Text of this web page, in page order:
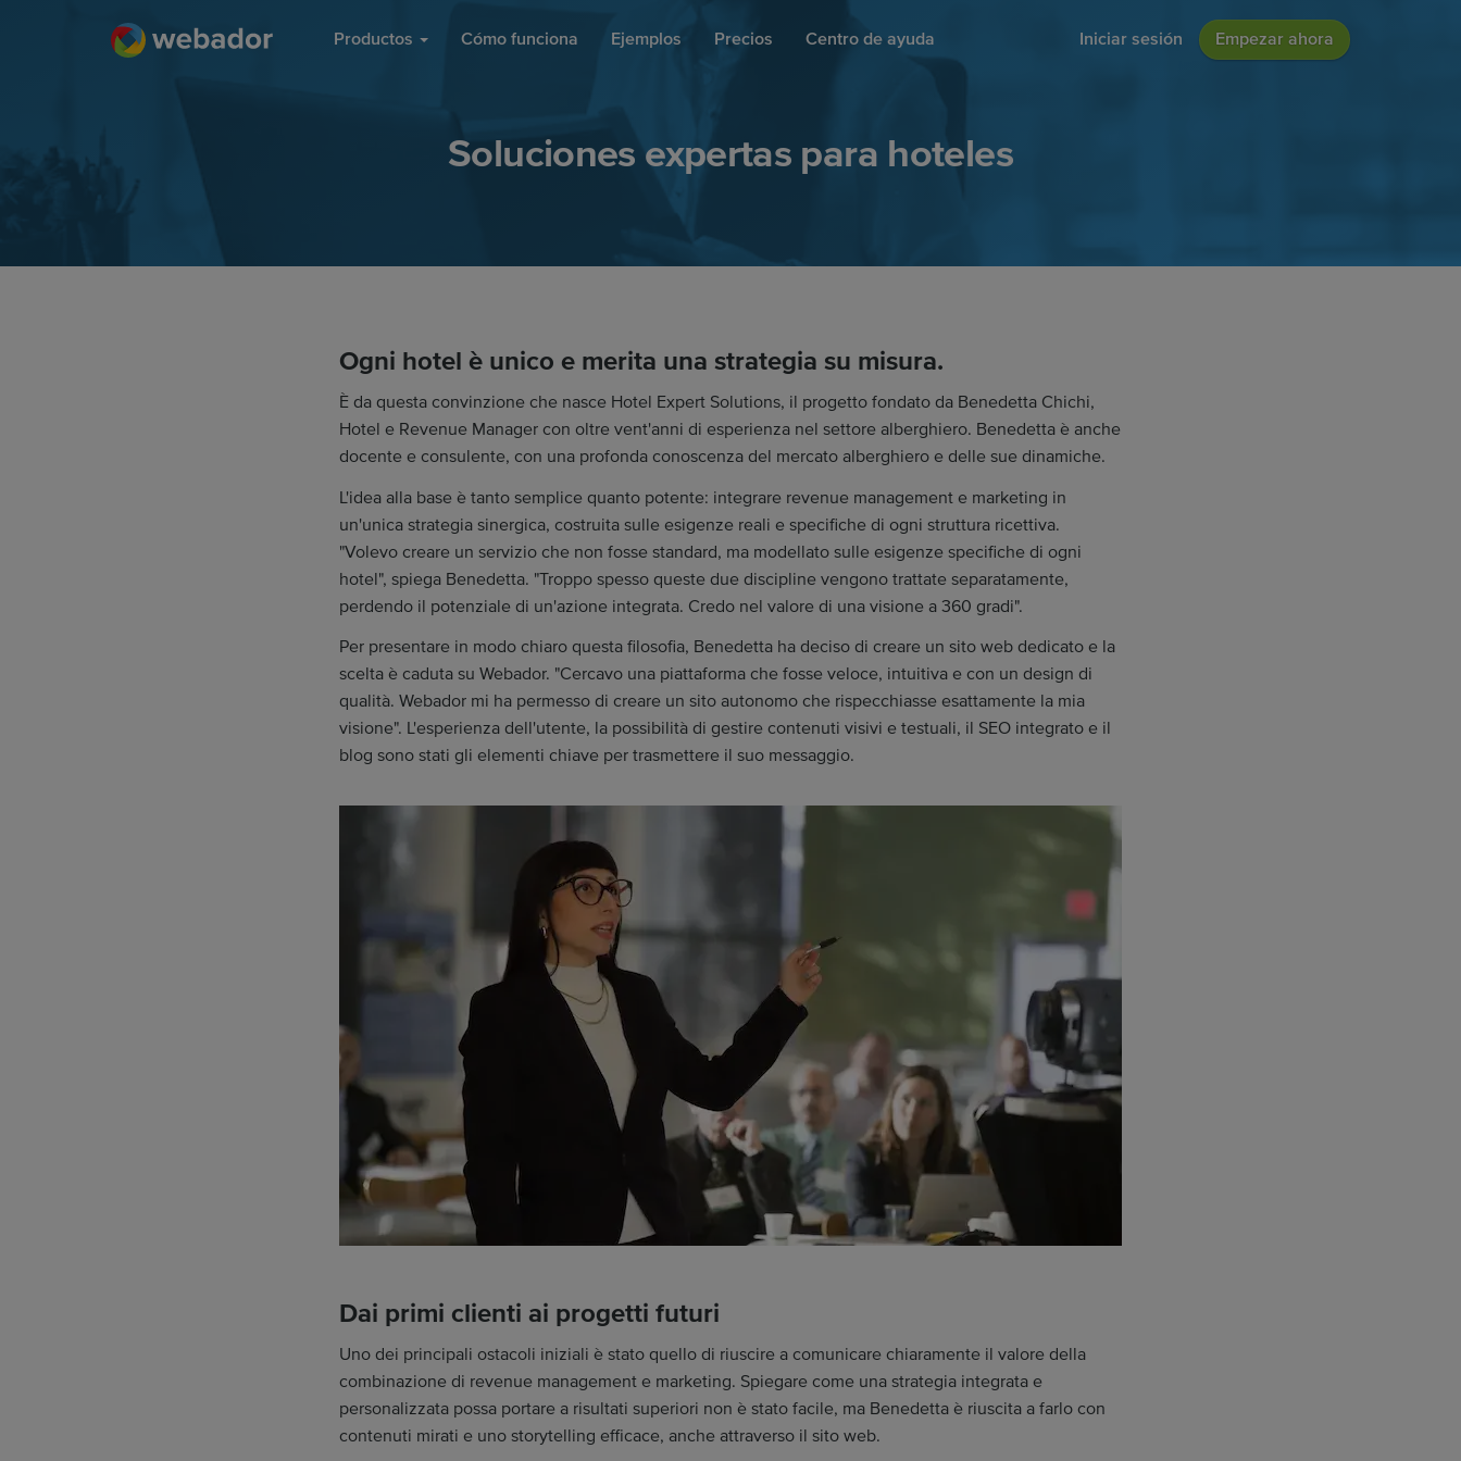
Productos Cómo funciona Ejemplos Precios Centro de ayuda Iniciar sesión Empezar ahora
Soluciones expertas para hoteles
Ogni hotel è unico e merita una strategia su misura.
È da questa convinzione che nasce Hotel Expert Solutions, il progetto fondato da Benedetta Chichi,
Hotel e Revenue Manager con oltre vent'anni di esperienza nel settore alberghiero. Benedetta è anche
docente e consulente, con una profonda conoscenza del mercato alberghiero e delle sue dinamiche.
L'idea alla base è tanto semplice quanto potente: integrare revenue management e marketing in
un'unica strategia sinergica, costruita sulle esigenze reali e specifiche di ogni struttura ricettiva.
"Volevo creare un servizio che non fosse standard, ma modellato sulle esigenze specifiche di ogni
hotel", spiega Benedetta. "Troppo spesso queste due discipline vengono trattate separatamente,
perdendo il potenziale di un'azione integrata. Credo nel valore di una visione a 360 gradi".
Per presentare in modo chiaro questa filosofia, Benedetta ha deciso di creare un sito web dedicato e la
scelta è caduta su Webador. "Cercavo una piattaforma che fosse veloce, intuitiva e con un design di
qualità. Webador mi ha permesso di creare un sito autonomo che rispecchiasse esattamente la mia
visione". L'esperienza dell'utente, la possibilità di gestire contenuti visivi e testuali, il SEO integrato e il
blog sono stati gli elementi chiave per trasmettere il suo messaggio.
Dai primi clienti ai progetti futuri
Uno dei principali ostacoli iniziali è stato quello di riuscire a comunicare chiaramente il valore della
combinazione di revenue management e marketing. Spiegare come una strategia integrata e
personalizzata possa portare a risultati superiori non è stato facile, ma Benedetta è riuscita a farlo con
contenuti mirati e uno storytelling efficace, anche attraverso il sito web.